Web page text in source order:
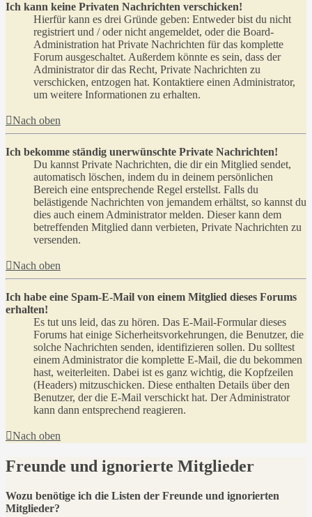
Ich kann keine Privaten Nachrichten verschicken!
Hierfür kann es drei Gründe geben: Entweder bist du nicht
registriert und / oder nicht angemeldet, oder die Board-
Administration hat Private Nachrichten für das komplette
Forum ausgeschaltet. Außerdem könnte es sein, dass der
Administrator dir das Recht, Private Nachrichten zu
verschicken, entzogen hat. Kontaktiere einen Administrator,
um weitere Informationen zu erhalten.
Nach oben
Ich bekomme ständig unerwünschte Private Nachrichten!
Du kannst Private Nachrichten, die dir ein Mitglied sendet,
automatisch löschen, indem du in deinem persönlichen
Bereich eine entsprechende Regel erstellst. Falls du
belästigende Nachrichten von jemandem erhältst, so kannst du
dies auch einem Administrator melden. Dieser kann dem
betreffenden Mitglied dann verbieten, Private Nachrichten zu
versenden.
Nach oben
Ich habe eine Spam-E-Mail von einem Mitglied dieses Forums
erhalten!
Es tut uns leid, das zu hören. Das E-Mail-Formular dieses
Forums hat einige Sicherheitsvorkehrungen, die Benutzer, die
solche Nachrichten senden, identifizieren sollen. Du solltest
einem Administrator die komplette E-Mail, die du bekommen
hast, weiterleiten. Dabei ist es ganz wichtig, die Kopfzeilen
(Headers) mitzuschicken. Diese enthalten Details über den
Benutzer, der die E-Mail verschickt hat. Der Administrator
kann dann entsprechend reagieren.
Nach oben
Freunde und ignorierte Mitglieder
Wozu benötige ich die Listen der Freunde und ignorierten
Mitglieder?